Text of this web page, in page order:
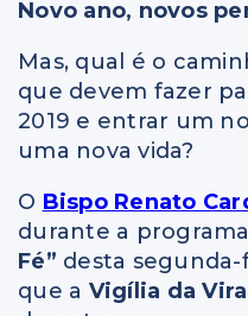
Novo ano, novos
Mas, qual é o
que devem fazer
2019 e entrar um
uma nova vida?
O Bispo Renato
durante a
Fé” desta
que a Vigília da